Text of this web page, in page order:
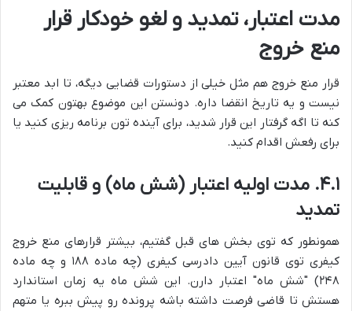
مدت اعتبار، تمدید و لغو خودکار قرار
منع خروج
قرار منع خروج هم مثل خیلی از دستورات قضایی دیگه، تا ابد معتبر
نیست و یه تاریخ انقضا داره. دونستن این موضوع بهتون کمک می
کنه تا اگه گرفتار این قرار شدید، برای آینده تون برنامه ریزی کنید یا
برای رفعش اقدام کنید.
۴.۱. مدت اولیه اعتبار (شش ماه) و قابلیت
تمدید
همونطور که توی بخش های قبل گفتیم، بیشتر قرارهای منع خروج
کیفری توی قانون آیین دادرسی کیفری (چه ماده ۱۸۸ و چه ماده
۲۴۸) "شش ماه" اعتبار دارن. این شش ماه یه زمان استاندارد
هستش تا قاضی فرصت داشته باشه پرونده رو پیش ببره یا متهم